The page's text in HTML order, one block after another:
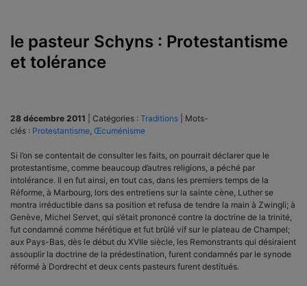
le pasteur Schyns : Protestantisme
et tolérance
28 décembre 2011 Catégories : Traditions
Mots-
clés : Protestantisme Œcuménisme
Si l’on se contentait de consulter les faits, on pourrait déclarer que le
protestantisme, comme beaucoup d’autres religions, a péché par
intolérance. Il en fut ainsi, en tout cas, dans les premiers temps de la
Réforme, à Marbourg, lors des entretiens sur la sainte cène, Luther se
montra irréductible dans sa position et refusa de tendre la main à Zwingli; à
Genève, Michel Servet, qui s’était prononcé contre la doctrine de la trinité,
fut condamné comme hérétique et fut brûlé vif sur le plateau de Champel;
aux Pays-Bas, dès le début du XVIIe siècle, les Remonstrants qui désiraient
assouplir la doctrine de la prédestination, furent condamnés par le synode
réformé à Dordrecht et deux cents pasteurs furent destitués.